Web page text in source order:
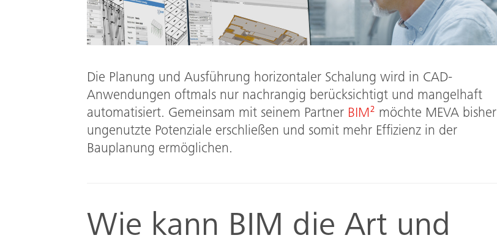
Die Planung und Ausführung horizontaler Schalung wird in CAD-
Anwendungen oftmals nur nachrangig berücksichtigt und mangelhaft
automatisiert. Gemeinsam mit seinem Partner BIM² möchte MEVA bisher
ungenutzte Potenziale erschließen und somit mehr Effizienz in der
Bauplanung ermöglichen.
Wie kann BIM die Art und